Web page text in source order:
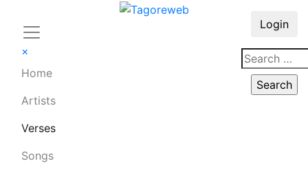
×
Home
Artists
Verses
Songs
Login